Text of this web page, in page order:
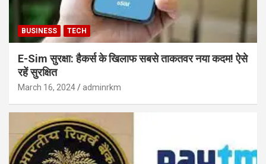
BUSINESS TECH
E-Sim सुरक्षा: हैकर्स के खिलाफ सबसे ताकतवर नया कदम! ऐसे
रहें सुरक्षित
March 16, 2024 adminrkm